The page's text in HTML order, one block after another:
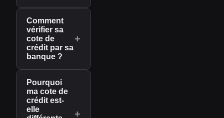
Comment
vérifier sa
cote de
crédit par sa
banque ?
+
Pourquoi
ma cote de
crédit est-
elle
+